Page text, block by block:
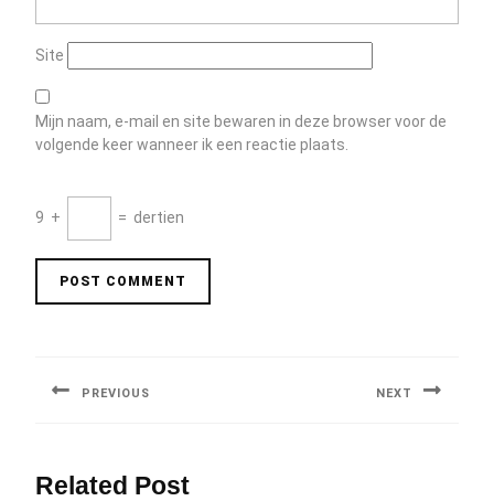
Site
Mijn naam, e-mail en site bewaren in deze browser voor de
volgende keer wanneer ik een reactie plaats.
9 + = dertien
PREVIOUS NEXT
Related Post